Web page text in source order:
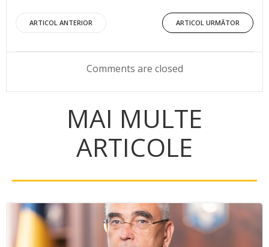
Post
navigation
ARTICOL ANTERIOR
Post
navigation
ARTICOL URMĂTOR
Comments are closed
MAI MULTE
ARTICOLE